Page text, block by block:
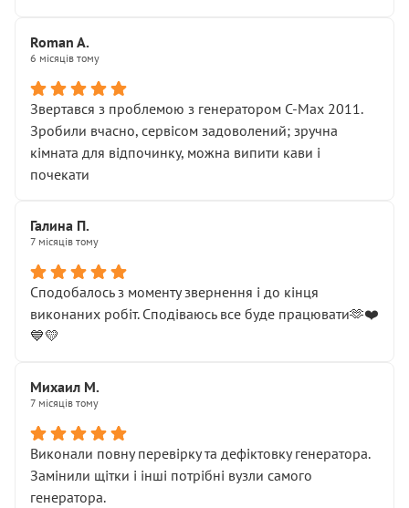
Roman A.
6 місяців тому
Звертався з проблемою з генератором C-Max 2011.
Зробили вчасно, сервісом задоволений; зручна
кімната для відпочинку, можна випити кави і
почекати
Галина П.
7 місяців тому
Сподобалось з моменту звернення і до кінця
виконаних робіт. Сподіваюсь все буде працювати🫶❤️
💙💛
Михаил М.
7 місяців тому
Виконали повну перевірку та дефіктовку генератора.
Замінили щітки і інші потрібні вузли самого
генератора.